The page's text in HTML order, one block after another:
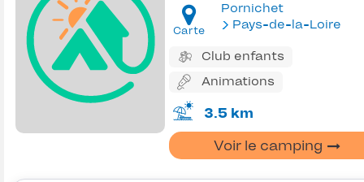
Carte
Pornichet
Pays-de-la-Loire
Club enfants
Animations
3.5 km
Voir le camping